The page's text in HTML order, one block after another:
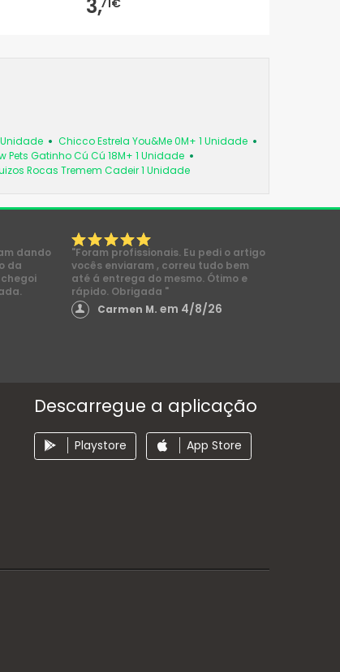
3,71€
Chicco Estrela You&Me 0M+ 1 Unidade
Pets Gatinho Cú Cú 18M+ 1 Unidade
Rocas Tremem Cadeir 1 Unidade
dando
da
"Foram profissionais. Eu pedi o artigo
vocês enviaram , correu tudo bem
até á entrega do mesmo. Ótimo e
rápido. Obrigada "
Carmen M. em 4/8/26
Descarregue a aplicação
Playstore App Store